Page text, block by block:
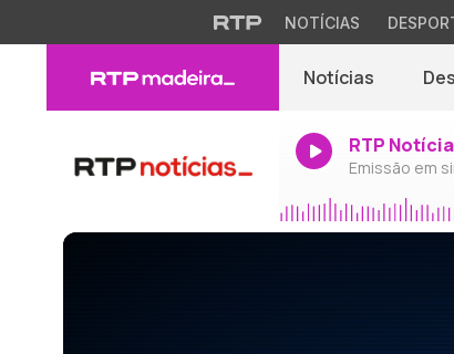
NOTÍCIAS
Notícias
RTP
Emissão em